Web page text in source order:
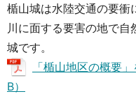
楯山城は水陸交通の要衝
川に面する要害の地で
城です。
「楯山地区の概要
B）